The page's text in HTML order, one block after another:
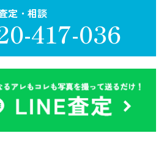
定・相談
417-036